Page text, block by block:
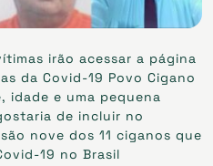
irão acessar a página
da Covid-19 Povo Cigano
idade e uma pequena
de incluir no
nove dos 11 ciganos que
19 no Brasil